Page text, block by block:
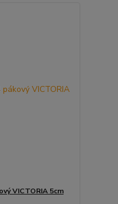
VICTORIA 5cm